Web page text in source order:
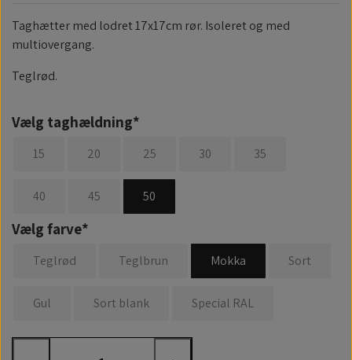
Taghætter med lodret 17x17cm rør. Isoleret og med
multiovergang.
Teglrød.
Vælg taghældning*
15 20 25 30 35
40 45 50
Vælg farve*
Teglrød Teglbrun Mokka Sort
Gul Sort blank Special RAL